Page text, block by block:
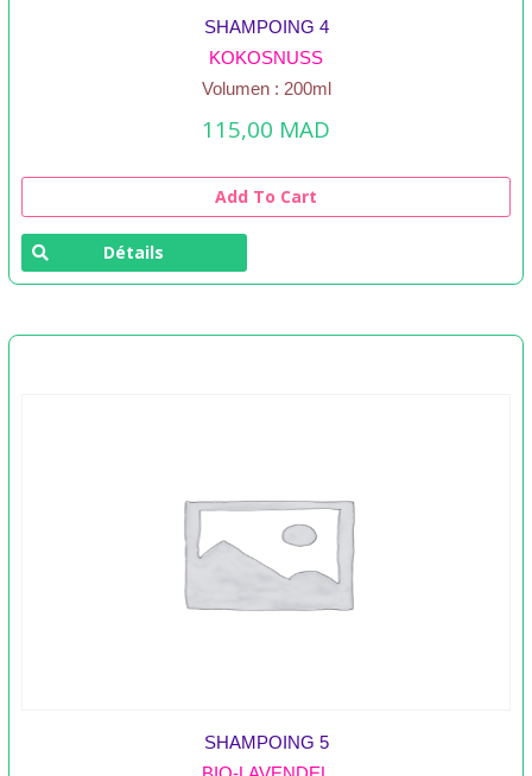
SHAMPOING 4
KOKOSNUSS
Volumen : 200ml
115,00 MAD
Add To Cart
Détails
SHAMPOING 5